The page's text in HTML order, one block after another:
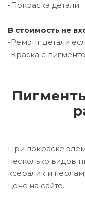
-Покраска детали;
В стоимость не
-Ремонт детали
-Краска с
При покраске
несколько видов
ксералик и
цене на сайте.